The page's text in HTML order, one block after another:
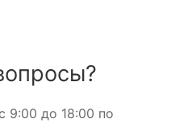
9:00 до 18:00 по